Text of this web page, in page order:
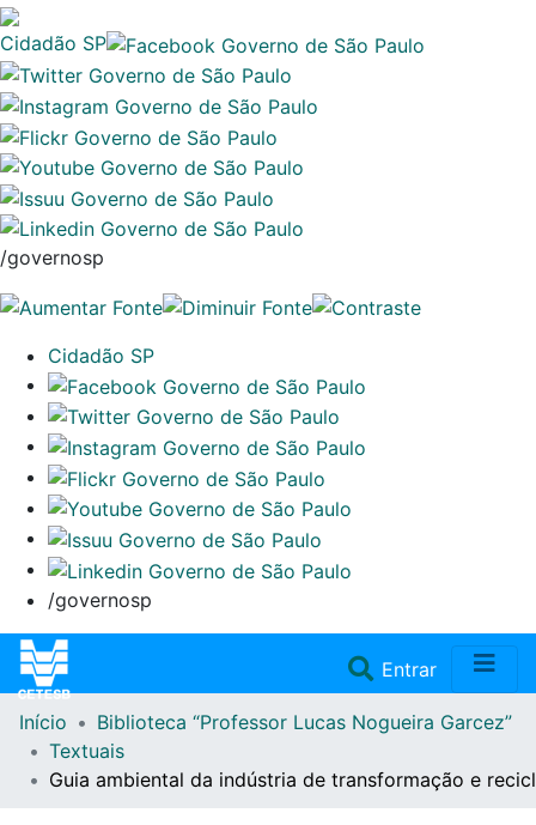
Cidadão SP
/governosp
Cidadão SP
/governosp
Entrar(current)
Home
Início
Biblioteca “Professor Lucas Nogueira Garcez”
Textuais
Guia ambiental da indústria de transformação e